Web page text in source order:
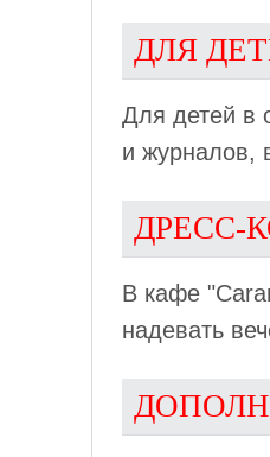
ДЛЯ
Для детей в
и журналов,
ДРЕСС-
В кафе
надевать